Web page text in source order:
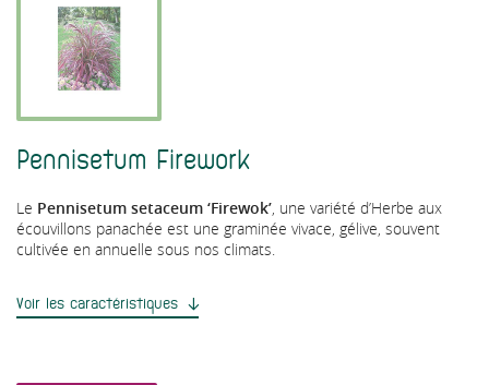
Pennisetum Firework
Le Pennisetum setaceum ‘Firewok’ , une variété d’Herbe aux
écouvillons panachée est une graminée vivace, gélive, souvent
cultivée en annuelle sous nos climats.
Voir les caractéristiques